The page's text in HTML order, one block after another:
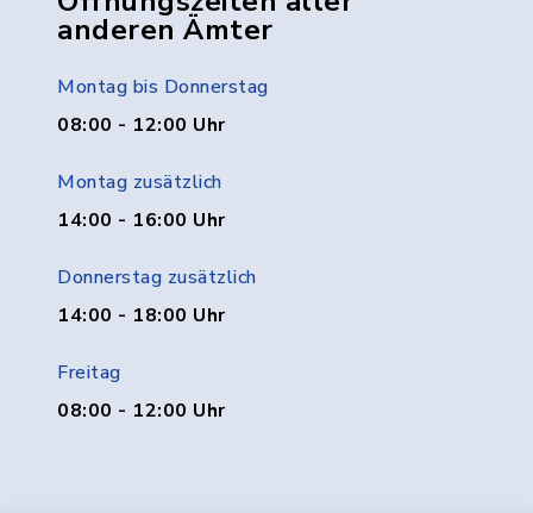
anderen Ämter
Montag bis Donnerstag
08:00 - 12:00 Uhr
Montag zusätzlich
14:00 - 16:00 Uhr
Donnerstag zusätzlich
14:00 - 18:00 Uhr
Freitag
08:00 - 12:00 Uhr